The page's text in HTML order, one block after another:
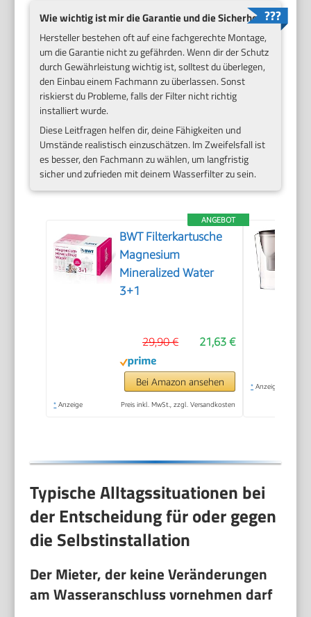
Wie wichtig ist mir die Garantie und die Sicherheit?
Hersteller bestehen oft auf eine fachgerechte Montage,
um die Garantie nicht zu gefährden. Wenn dir der Schutz
durch Gewährleistung wichtig ist, solltest du überlegen,
den Einbau einem Fachmann zu überlassen. Sonst
riskierst du Probleme, falls der Filter nicht richtig
installiert wurde.
Diese Leitfragen helfen dir, deine Fähigkeiten und
Umstände realistisch einzuschätzen. Im Zweifelsfall ist
es besser, den Fachmann zu wählen, um langfristig
sicher und zufrieden mit deinem Wasserfilter zu sein.
ANGEBOT
BWT Filterkartusche
Magnesium
Mineralized Water
3+1
21,63 €
29,90 €
Bei Amazon ansehen
* Anzeige Preis inkl. MwSt., zzgl. Versandkosten
* Anzeige
Typische Alltagssituationen bei
der Entscheidung für oder gegen
die Selbstinstallation
Der Mieter, der keine Veränderungen
am Wasseranschluss vornehmen darf